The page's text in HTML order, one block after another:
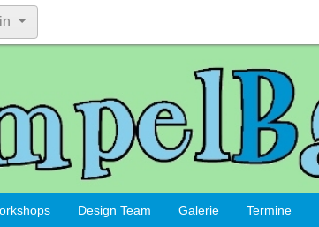
Design Team Galerie Termine